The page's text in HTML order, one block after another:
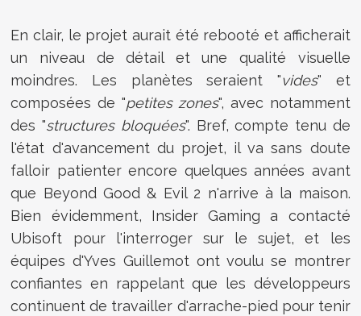
En clair, le projet aurait été rebooté et afficherait
un niveau de détail et une qualité visuelle
moindres. Les planètes seraient "vides" et
composées de "petites zones", avec notamment
des "structures bloquées". Bref, compte tenu de
l'état d'avancement du projet, il va sans doute
falloir patienter encore quelques années avant
que Beyond Good & Evil 2 n'arrive à la maison.
Bien évidemment, Insider Gaming a contacté
Ubisoft pour l'interroger sur le sujet, et les
équipes d'Yves Guillemot ont voulu se montrer
confiantes en rappelant que les développeurs
continuent de travailler d'arrache-pied pour tenir